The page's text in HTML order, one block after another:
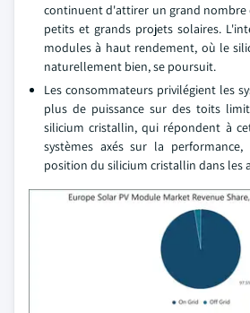
continuent d'attirer un grand
petits et grands projets solaires.
modules à haut rendement, où le
naturellement bien, se poursuit.
Les consommateurs privilégient les
plus de puissance sur des toits
silicium cristallin, qui répondent à
systèmes axés sur la
position du silicium cristallin dans les